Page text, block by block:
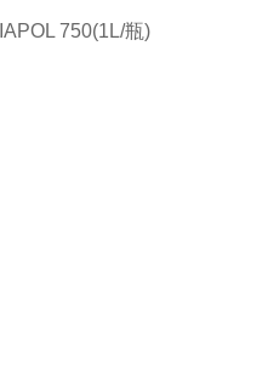
750(1L/瓶)